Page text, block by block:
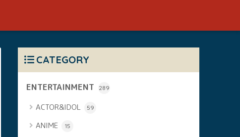
CATEGORY
ENTERTAINMENT 289
ACTOR&IDOL 59
ANIME 15